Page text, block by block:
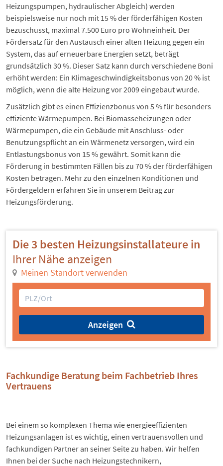
Heizungspumpen, hydraulischer Abgleich) werden
beispielsweise nur noch mit 15 % der förderfähigen Kosten
bezuschusst, maximal 7.500 Euro pro Wohneinheit. Der
Fördersatz für den Austausch einer alten Heizung gegen ein
System, das auf erneuerbare Energien setzt, beträgt
grundsätzlich 30 %. Dieser Satz kann durch verschiedene Boni
erhöht werden: Ein Klimageschwindigkeitsbonus von 20 % ist
möglich, wenn die alte Heizung vor 2009 eingebaut wurde.
Zusätzlich gibt es einen Effizienzbonus von 5 % für besonders
effiziente Wärmepumpen. Bei Biomasseheizungen oder
Wärmepumpen, die ein Gebäude mit Anschluss- oder
Benutzungspflicht an ein Wärmenetz versorgen, wird ein
Entlastungsbonus von 15 % gewährt. Somit kann die
Förderung in bestimmten Fällen bis zu 70 % der förderfähigen
Kosten betragen. Mehr zu den einzelnen Konditionen und
Fördergeldern erfahren Sie in unserem Beitrag zur
Heizungsförderung.
Die 3 besten Heizungsinstallateure in
Ihrer Nähe anzeigen
Meinen Standort verwenden
Anzeigen
Fachkundige Beratung beim Fachbetrieb Ihres
Vertrauens
Bei einem so komplexen Thema wie energieeffizienten
Heizungsanlagen ist es wichtig, einen vertrauensvollen und
fachkundigen Partner an seiner Seite zu haben. Wir helfen
Ihnen bei der Suche nach Heizungstechnikern,